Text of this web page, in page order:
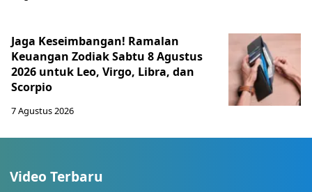
Jaga Keseimbangan! Ramalan
Keuangan Zodiak Sabtu 8 Agustus
2026 untuk Leo, Virgo, Libra, dan
Scorpio
7 Agustus 2026
Video Terbaru